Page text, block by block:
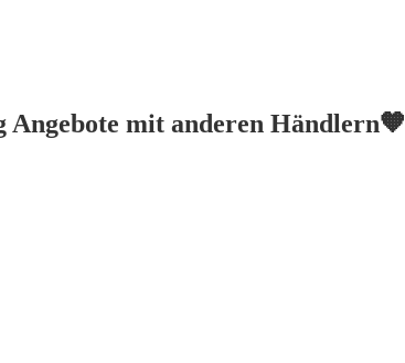
Angebote mit anderen Händlern🧡